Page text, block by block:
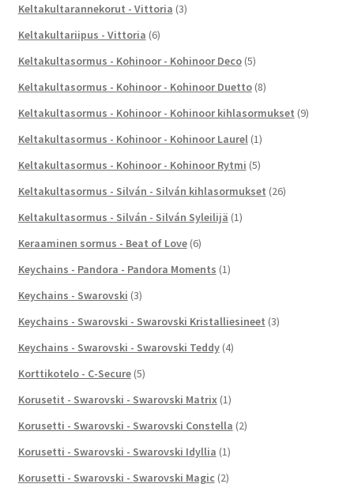
Keltakultarannekorut - Vittoria (3)
Keltakultariipus - Vittoria (6)
Keltakultasormus - Kohinoor - Kohinoor Deco (5)
Keltakultasormus - Kohinoor - Kohinoor Duetto (8)
Keltakultasormus - Kohinoor - Kohinoor kihlasormukset (9)
Keltakultasormus - Kohinoor - Kohinoor Laurel (1)
Keltakultasormus - Kohinoor - Kohinoor Rytmi (5)
Keltakultasormus - Silván - Silván kihlasormukset (26)
Keltakultasormus - Silván - Silván Syleilijä (1)
Keraaminen sormus - Beat of Love (6)
Keychains - Pandora - Pandora Moments (1)
Keychains - Swarovski (3)
Keychains - Swarovski - Swarovski Kristalliesineet (3)
Keychains - Swarovski - Swarovski Teddy (4)
Korttikotelo - C-Secure (5)
Korusetit - Swarovski - Swarovski Matrix (1)
Korusetti - Swarovski - Swarovski Constella (2)
Korusetti - Swarovski - Swarovski Idyllia (1)
Korusetti - Swarovski - Swarovski Magic (2)